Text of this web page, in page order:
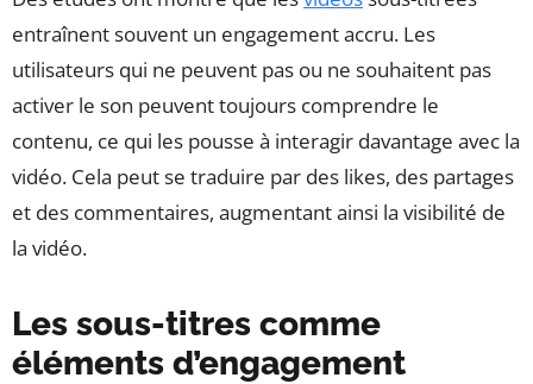
entraînent souvent un engagement accru. Les
utilisateurs qui ne peuvent pas ou ne souhaitent pas
activer le son peuvent toujours comprendre le
contenu, ce qui les pousse à interagir davantage avec la
vidéo. Cela peut se traduire par des likes, des partages
et des commentaires, augmentant ainsi la visibilité de
la vidéo.
Les sous-titres comme
éléments d’engagement